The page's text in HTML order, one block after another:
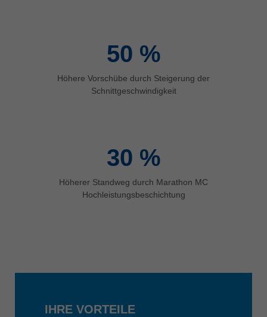
50 %
Höhere Vorschübe durch Steigerung der
Schnittgeschwindigkeit
30 %
Höherer Standweg durch Marathon MC
Hochleistungsbeschichtung
IHRE VORTEILE